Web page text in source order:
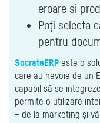
eroare și
Poți selecta
pentru
SocrateERP este o
care au nevoie de un
capabil să se
permite o utilizare
– de la marketing și